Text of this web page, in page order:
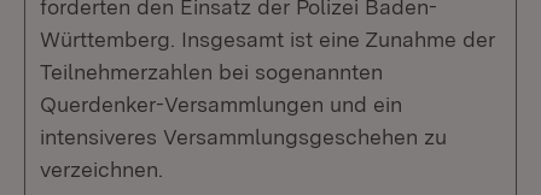
forderten den Einsatz der Polizei Baden-
Württemberg. Insgesamt ist eine Zunahme der
Teilnehmerzahlen bei sogenannten
Querdenker-Versammlungen und ein
intensiveres Versammlungsgeschehen zu
verzeichnen.